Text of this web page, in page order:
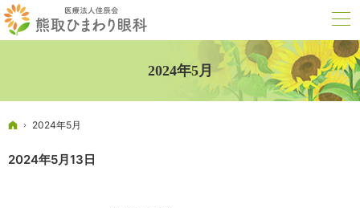
2024年5月
ホーム
2024年5月
2024年5月13日